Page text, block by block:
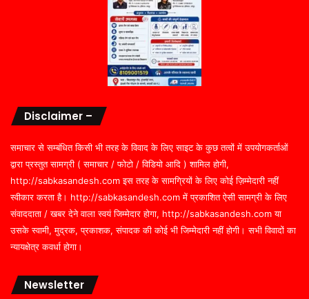
Disclaimer –
समाचार से सम्बंधित किसी भी तरह के विवाद के लिए साइट के कुछ तत्वों में उपयोगकर्ताओं
द्वारा प्रस्तुत सामग्री ( समाचार / फोटो / विडियो आदि ) शामिल होगी,
http://sabkasandesh.com इस तरह के सामग्रियों के लिए कोई ज़िम्मेदारी नहीं
स्वीकार करता है। http://sabkasandesh.com में प्रकाशित ऐसी सामग्री के लिए
संवाददाता / खबर देने वाला स्वयं जिम्मेदार होगा, http://sabkasandesh.com या
उसके स्वामी, मुद्रक, प्रकाशक, संपादक की कोई भी जिम्मेदारी नहीं होगी। सभी विवादों का
न्यायक्षेत्र कवर्धा होगा।
Newsletter